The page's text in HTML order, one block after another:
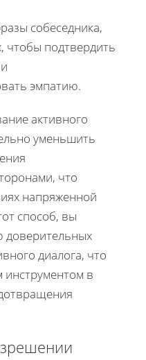
собеседника,
чтобы подтвердить
эмпатию.
активного
уменьшить
что
напряженной
способ, вы
доверительных
диалога, что
инструментом в